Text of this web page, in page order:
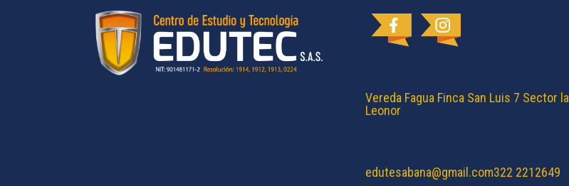
Vereda Fagua Finca San Luis 7 Sector la
Leonor
edutesabana@gmail.com322 2212649